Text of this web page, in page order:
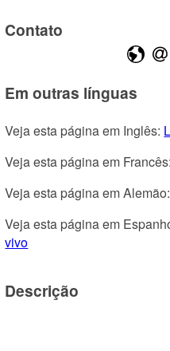
Contato
Em outras línguas
Veja esta página em Inglês:
Veja esta página em Francês:
Veja esta página em Alemão:
Veja esta página em
vivo
Descrição